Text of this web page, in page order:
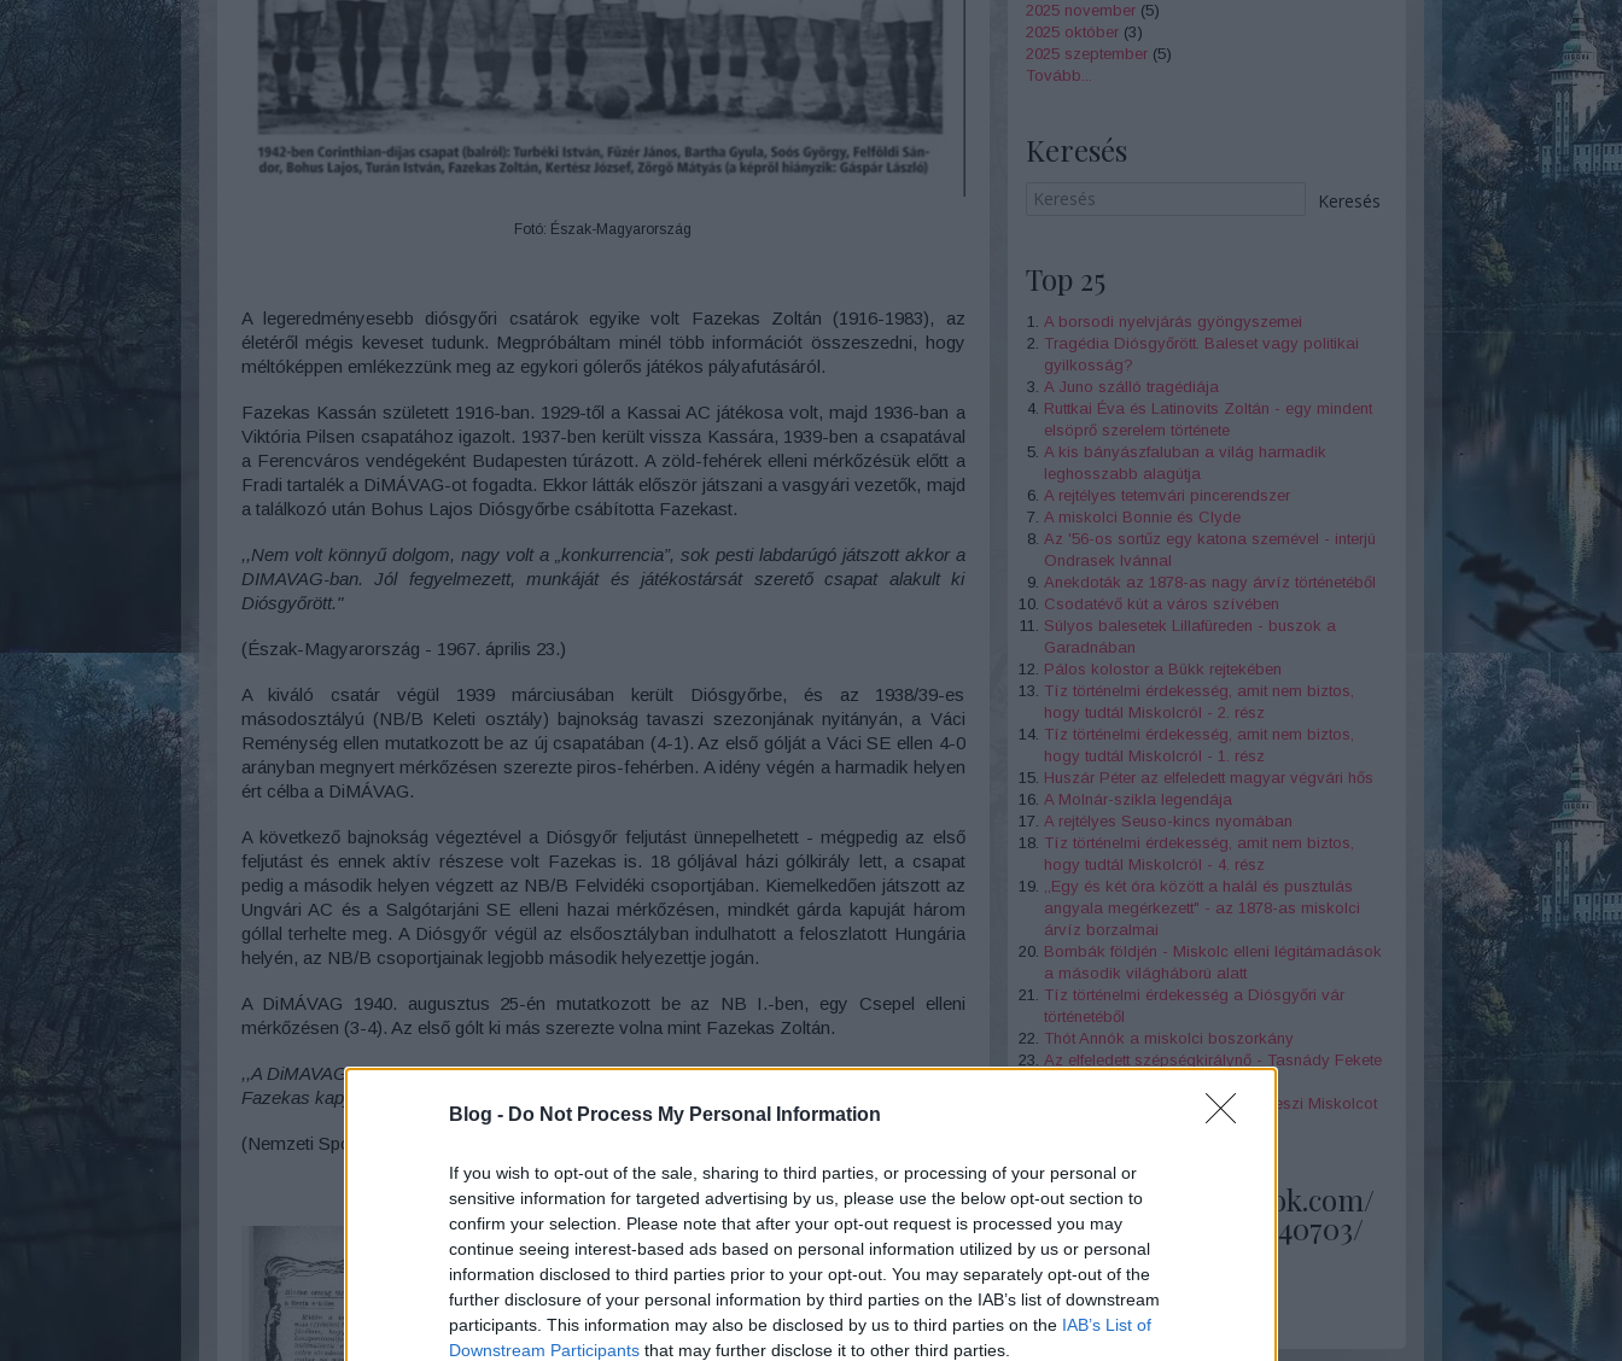
Blog - Do Not Process My Personal Information
If you wish to opt-out of the sale, sharing to third parties, or processing of your personal or
sensitive information for targeted advertising by us, please use the below opt-out section to
confirm your selection. Please note that after your opt-out request is processed you may
continue seeing interest-based ads based on personal information utilized by us or personal
information disclosed to third parties prior to your opt-out. You may separately opt-out of the
further disclosure of your personal information by third parties on the IAB’s list of downstream
participants. This information may also be disclosed by us to third parties on the IAB’s List of
Downstream Participants that may further disclose it to other third parties.
Fotó: Észak-Magyarország
A legeredményesebb diósgyőri csatárok egyike volt Fazekas Zoltán (1916-1983), az
életéről mégis keveset tudunk. Megpróbáltam minél több információt összeszedni, hogy
méltóképpen emlékezzünk meg az egykori gólerős játékos pályafutásáról.
Fazekas Kassán született 1916-ban. 1929-től a Kassai AC játékosa volt, majd 1936-ban a
Viktória Pilsen csapatához igazolt. 1937-ben került vissza Kassára, 1939-ben a csapatával
a Ferencváros vendégeként Budapesten túrázott. A zöld-fehérek elleni mérkőzésük előtt a
Fradi tartalék a DiMÁVAG-ot fogadta. Ekkor látták először játszani a vasgyári vezetők, majd
a találkozó után Bohus Lajos Diósgyőrbe csábította Fazekast.
,,Nem volt könnyű dolgom, nagy volt a „konkurrencia”, sok pesti labdarúgó játszott akkor a
DIMAVAG-ban. Jól fegyelmezett, munkáját és játékostársát szerető csapat alakult ki
Diósgyőrött."
(Észak-Magyarország - 1967. április 23.)
A kiváló csatár végül 1939 márciusában került Diósgyőrbe, és az 1938/39-es
másodosztályú (NB/B Keleti osztály) bajnokság tavaszi szezonjának nyitányán, a Váci
Reménység ellen mutatkozott be az új csapatában (4-1). Az első gólját a Váci SE ellen 4-0
arányban megnyert mérkőzésen szerezte piros-fehérben. A idény végén a harmadik helyen
ért célba a DiMÁVAG.
A következő bajnokság végeztével a Diósgyőr feljutást ünnepelhetett - mégpedig az első
feljutást és ennek aktív részese volt Fazekas is. 18 góljával házi gólkirály lett, a csapat
pedig a második helyen végzett az NB/B Felvidéki csoportjában. Kiemelkedően játszott az
Ungvári AC és a Salgótarjáni SE elleni hazai mérkőzésen, mindkét gárda kapuját három
góllal terhelte meg. A Diósgyőr végül az elsőosztályban indulhatott a feloszlatott Hungária
helyén, az NB/B csoportjainak legjobb második helyezettje jogán.
A DiMÁVAG 1940. augusztus 25-én mutatkozott be az NB I.-ben, egy Csepel elleni
mérkőzésen (3-4). Az első gólt ki más szerezte volna mint Fazekas Zoltán.
,,A DiMAVAG a következő percben szépít. Dudás buktatja Füzért. A szabadrúgást Füzi lövi.
Fazekas kapja a labdát és Korányi kísérete mellett közelről a gólba vágja."
(Nemzeti Sport - 1940. augusztus 26.)
2025 november (5)
2025 október (3)
2025 szeptember (5)
Tovább...
Keresés
Top 25
A borsodi nyelvjárás gyöngyszemei
Tragédia Diósgyőrött. Baleset vagy politikai
gyilkosság?
A Juno szálló tragédiája
Ruttkai Éva és Latinovits Zoltán - egy mindent
elsöprő szerelem története
A kis bányászfaluban a világ harmadik
leghosszabb alagútja
A rejtélyes tetemvári pincerendszer
A miskolci Bonnie és Clyde
Az '56-os sortűz egy katona szemével - interjú
Ondrasek Ivánnal
Anekdoták az 1878-as nagy árvíz történetéből
Csodatévő kút a város szívében
Súlyos balesetek Lillafüreden - buszok a
Garadnában
Pálos kolostor a Bükk rejtekében
Tíz történelmi érdekesség, amit nem biztos,
hogy tudtál Miskolcról - 2. rész
Tíz történelmi érdekesség, amit nem biztos,
hogy tudtál Miskolcról - 1. rész
Huszár Péter az elfeledett magyar végvári hős
A Molnár-szikla legendája
A rejtélyes Seuso-kincs nyomában
Tíz történelmi érdekesség, amit nem biztos,
hogy tudtál Miskolcról - 4. rész
,,Egy és két óra között a halál és pusztulás
angyala megérkezett" - az 1878-as miskolci
árvíz borzalmai
Bombák földjén - Miskolc elleni légitámadások
a második világháború alatt
Tíz történelmi érdekesség a Diósgyőri vár
történetéből
Thót Annók a miskolci boszorkány
Az elfeledett szépségkirálynő - Tasnády Fekete
Tíz dolog, amely különlegessé teszi Miskolcot
A miskolci kocsonya legendája
https://www.facebook.com/
groups/1483451408340703/